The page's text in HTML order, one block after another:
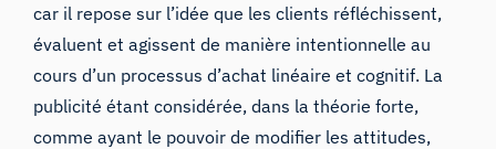
car il repose sur l’idée que les clients réfléchissent,
évaluent et agissent de manière intentionnelle au
cours d’un processus d’achat linéaire et cognitif. La
publicité étant considérée, dans la théorie forte,
comme ayant le pouvoir de modifier les attitudes,